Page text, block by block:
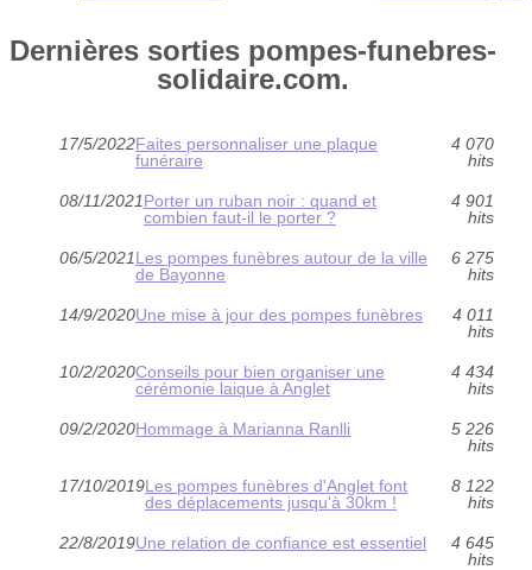
Dernières sorties pompes-funebres-
solidaire.com.
17/5/2022Faites personnaliser une plaque
funéraire
4 070
hits
08/11/2021Porter un ruban noir : quand et
combien faut-il le porter ?
4 901
hits
06/5/2021Les pompes funèbres autour de la ville
de Bayonne
6 275
hits
14/9/2020Une mise à jour des pompes funèbres
4 011
hits
10/2/2020Conseils pour bien organiser une
cérémonie laique à Anglet
4 434
hits
09/2/2020Hommage à Marianna Ranlli
5 226
hits
17/10/2019Les pompes funèbres d'Anglet font
des déplacements jusqu'à 30km !
8 122
hits
22/8/2019Une relation de confiance est essentiel
4 645
hits